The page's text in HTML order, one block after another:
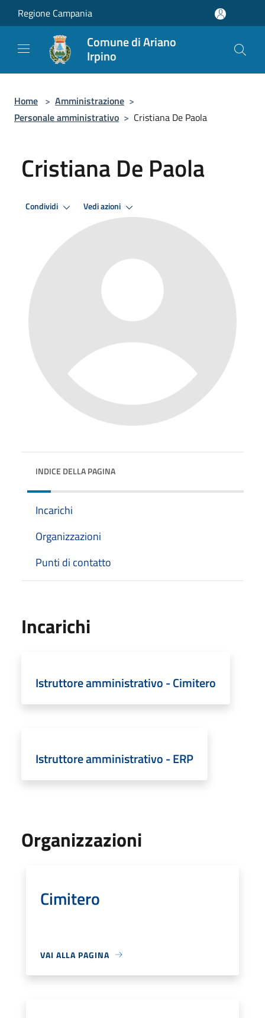
Salta al contenuto principale
Regione Campania
Comune di Ariano
Irpino
Home > Amministrazione >
Personale amministrativo > Cristiana De Paola
Cristiana De Paola
Condividi Vedi azioni
INDICE DELLA PAGINA
Incarichi
Organizzazioni
Punti di contatto
Incarichi
Istruttore amministrativo - Cimitero
Istruttore amministrativo - ERP
Organizzazioni
Cimitero
VAI ALLA PAGINA